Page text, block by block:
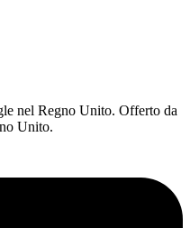
nel Regno Unito. Offerto da
Unito.